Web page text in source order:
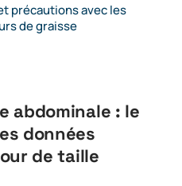
précautions avec les
de graisse
abdominale : le
données
de taille